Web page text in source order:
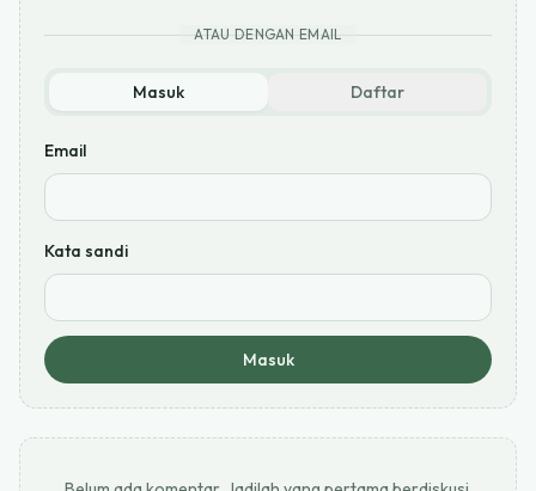
ATAU DENGAN EMAIL
Masuk Daftar
Email
Kata sandi
Masuk